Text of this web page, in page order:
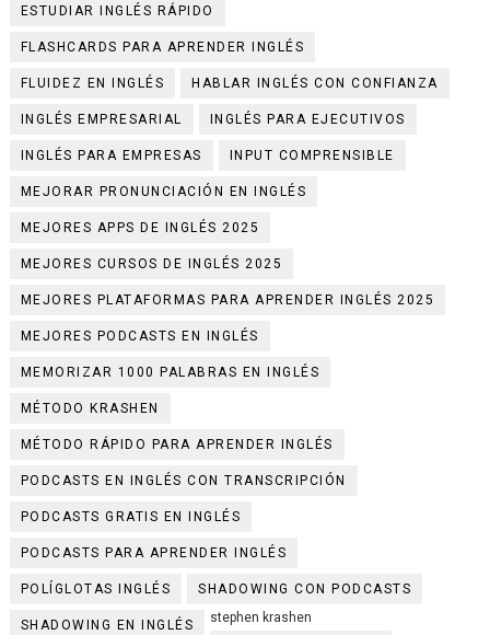
ESTUDIAR INGLÉS RÁPIDO
FLASHCARDS PARA APRENDER INGLÉS
FLUIDEZ EN INGLÉS HABLAR INGLÉS CON CONFIANZA
INGLÉS EMPRESARIAL INGLÉS PARA EJECUTIVOS
INGLÉS PARA EMPRESAS INPUT COMPRENSIBLE
MEJORAR PRONUNCIACIÓN EN INGLÉS
MEJORES APPS DE INGLÉS 2025
MEJORES CURSOS DE INGLÉS 2025
MEJORES PLATAFORMAS PARA APRENDER INGLÉS 2025
MEJORES PODCASTS EN INGLÉS
MEMORIZAR 1000 PALABRAS EN INGLÉS
MÉTODO KRASHEN
MÉTODO RÁPIDO PARA APRENDER INGLÉS
PODCASTS EN INGLÉS CON TRANSCRIPCIÓN
PODCASTS GRATIS EN INGLÉS
PODCASTS PARA APRENDER INGLÉS
POLÍGLOTAS INGLÉS SHADOWING CON PODCASTS
SHADOWING EN INGLÉS
stephen krashen